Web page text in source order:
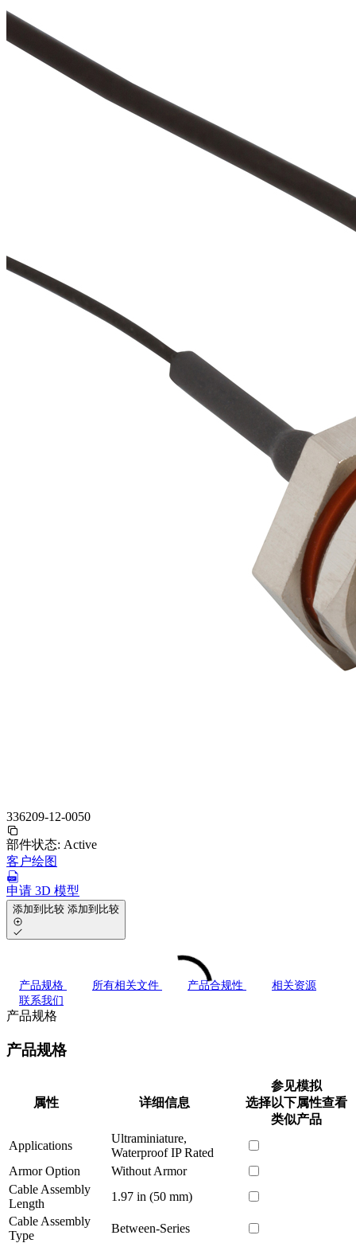
336209-12-0050
部件状态: Active
客户绘图
申请 3D 模型
添加到比较 添加到比较
产品规格 所有相关文件 产品合规性
相关资源
联系我们
产品规格
产品规格
属性 详细信息
参见模拟
选择以下属性查看
类似产品
Applications
Ultraminiature,
Waterproof IP Rated
Armor Option
Without Armor
Cable Assembly
Length
1.97 in (50 mm)
Cable Assembly
Type
Between-Series